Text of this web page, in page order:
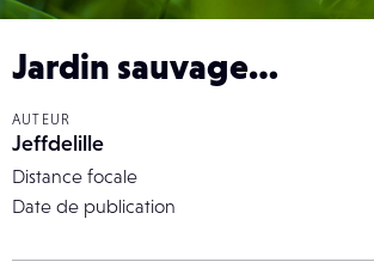
Jardin sauvage…
AUTEUR
Jeffdelille
Distance focale
Date de publication